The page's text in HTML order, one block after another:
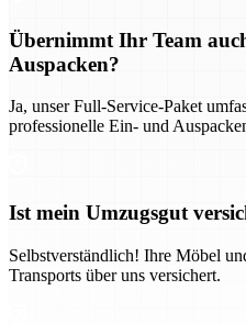
Übernimmt Ihr Team
Auspacken?
Ja, unser Full-Service-Paket
professionelle Ein- und
Ist mein Umzugsgut
Selbstverständlich! Ihre Möbel
Transports über uns versichert.